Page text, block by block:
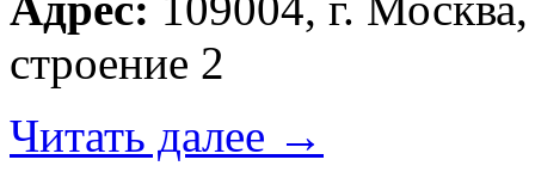
строение 2
Читать далее →